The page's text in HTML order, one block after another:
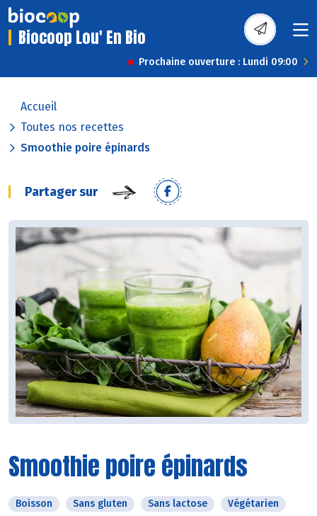
Biocoop Lou' En Bio
Prochaine ouverture : Lundi 09:00
Accueil
Toutes nos recettes
Smoothie poire épinards
Partager sur
Smoothie poire épinards
Boisson Sans gluten Sans lactose Végétarien